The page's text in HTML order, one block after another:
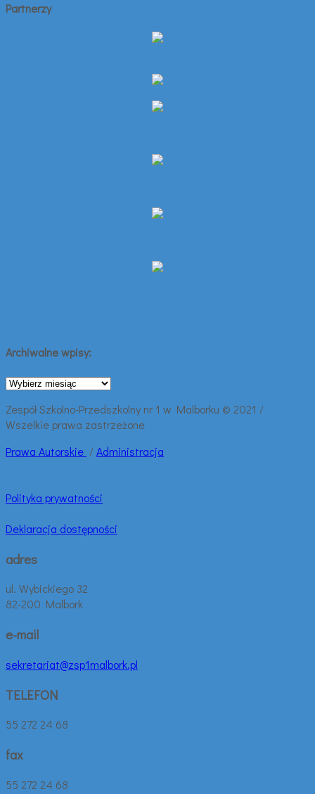
Partnerzy
Archiwalne wpisy:
Archiwalne
Zespół Szkolno-Przedszkolny nr 1 w Malborku © 2021 /
Wszelkie prawa zastrzeżone
Prawa Autorskie /Administracja
Polityka prywatności
Deklaracja dostępności
adres
ul. Wybickiego 32
82-200 Malbork
e-mail
sekretariat@zsp1malbork.pl
TELEFON
55 272 24 68
fax
55 272 24 68